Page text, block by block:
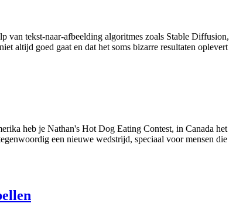
van tekst-naar-afbeelding algoritmes zoals Stable Diffusion,
altijd goed gaat en dat het soms bizarre resultaten oplevert
heb je Nathan's Hot Dog Eating Contest, in Canada het
een nieuwe wedstrijd, speciaal voor mensen die